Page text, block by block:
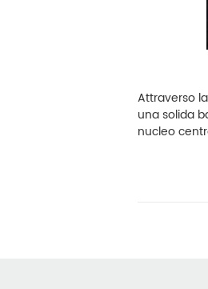
Attraverso
una solida
nucleo